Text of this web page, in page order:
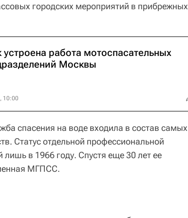
городских мероприятий в прибрежных
устроена работа мотоспасательных
Москвы
10:00
спасения на воде входила в состав самых
Статус отдельной профессиональной
в 1966 году. Спустя еще 30 лет ее
МГПСС.